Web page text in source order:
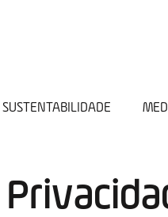
SUSTENTABILIDADE